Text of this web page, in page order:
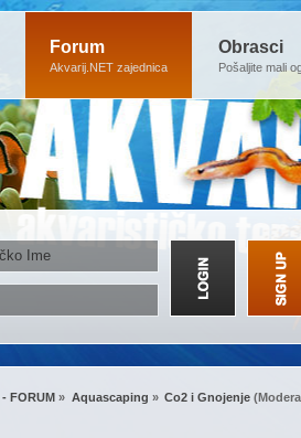
Forum
Akvarij.NET zajednica
Obrasci
Pošaljite mali
FORUM » Aquascaping » Co2 i Gnojenje